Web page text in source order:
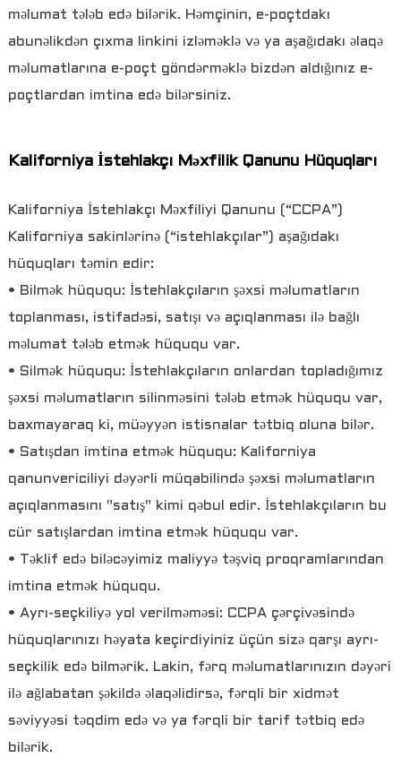
məlumat tələb edə bilərik. Həmçinin, e-poçtdakı
abunəlikdən çıxma linkini izləməklə və ya aşağıdakı əlaqə
məlumatlarına e-poçt göndərməklə bizdən aldığınız e-
poçtlardan imtina edə bilərsiniz.
Kaliforniya İstehlakçı Məxfilik Qanunu Hüquqları
Kaliforniya İstehlakçı Məxfiliyi Qanunu (“CCPA”)
Kaliforniya sakinlərinə (“istehlakçılar”) aşağıdakı
hüquqları təmin edir:
• Bilmək hüququ: İstehlakçıların şəxsi məlumatların
toplanması, istifadəsi, satışı və açıqlanması ilə bağlı
məlumat tələb etmək hüququ var.
• Silmək hüququ: İstehlakçıların onlardan topladığımız
şəxsi məlumatların silinməsini tələb etmək hüququ var,
baxmayaraq ki, müəyyən istisnalar tətbiq oluna bilər.
• Satışdan imtina etmək hüququ: Kaliforniya
qanunvericiliyi dəyərli müqabilində şəxsi məlumatların
açıqlanmasını "satış" kimi qəbul edir. İstehlakçıların bu
cür satışlardan imtina etmək hüququ var.
• Təklif edə biləcəyimiz maliyyə təşviq proqramlarından
imtina etmək hüququ.
• Ayrı-seçkiliyə yol verilməməsi: CCPA çərçivəsində
hüquqlarınızı həyata keçirdiyiniz üçün sizə qarşı ayrı-
seçkilik edə bilmərik. Lakin, fərq məlumatlarınızın dəyəri
ilə ağlabatan şəkildə əlaqəlidirsə, fərqli bir xidmət
səviyyəsi təqdim edə və ya fərqli bir tarif tətbiq edə
bilərik.